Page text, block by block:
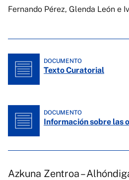
Fernando Pérez, Glenda León e
DOCUMENTO
Texto Curatorial
DOCUMENTO
Información sobre las
Azkuna Zentroa –